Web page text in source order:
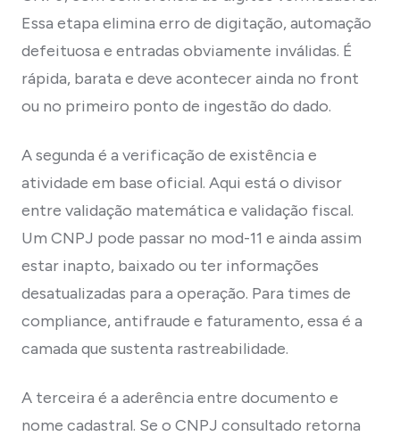
Essa etapa elimina erro de digitação, automação
defeituosa e entradas obviamente inválidas. É
rápida, barata e deve acontecer ainda no front
ou no primeiro ponto de ingestão do dado.
A segunda é a verificação de existência e
atividade em base oficial. Aqui está o divisor
entre validação matemática e validação fiscal.
Um CNPJ pode passar no mod-11 e ainda assim
estar inapto, baixado ou ter informações
desatualizadas para a operação. Para times de
compliance, antifraude e faturamento, essa é a
camada que sustenta rastreabilidade.
A terceira é a aderência entre documento e
nome cadastral. Se o CNPJ consultado retorna